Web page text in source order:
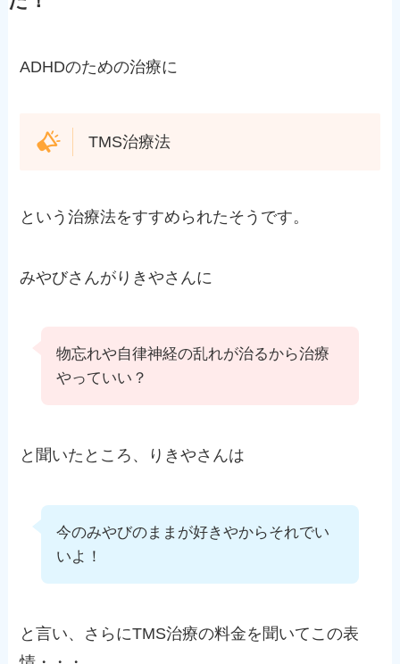
ADHDのための治療に
TMS治療法
という治療法をすすめられたそうです。
みやびさんがりきやさんに
物忘れや自律神経の乱れが治るから治療
やっていい？
と聞いたところ、りきやさんは
今のみやびのままが好きやからそれでい
いよ！
と言い、さらにTMS治療の料金を聞いてこの表